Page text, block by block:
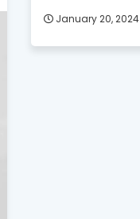
January 20, 2024